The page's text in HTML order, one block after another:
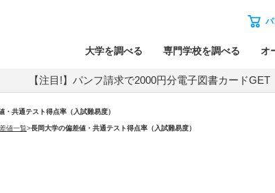
大学を調べる 専門学校を調べる オ
【注目!】パンフ請求で2000円分電子図書カードGET
・共通テスト得点率（入試難易度）
値一覧>長岡大学の偏差値・共通テスト得点率（入試難易度）